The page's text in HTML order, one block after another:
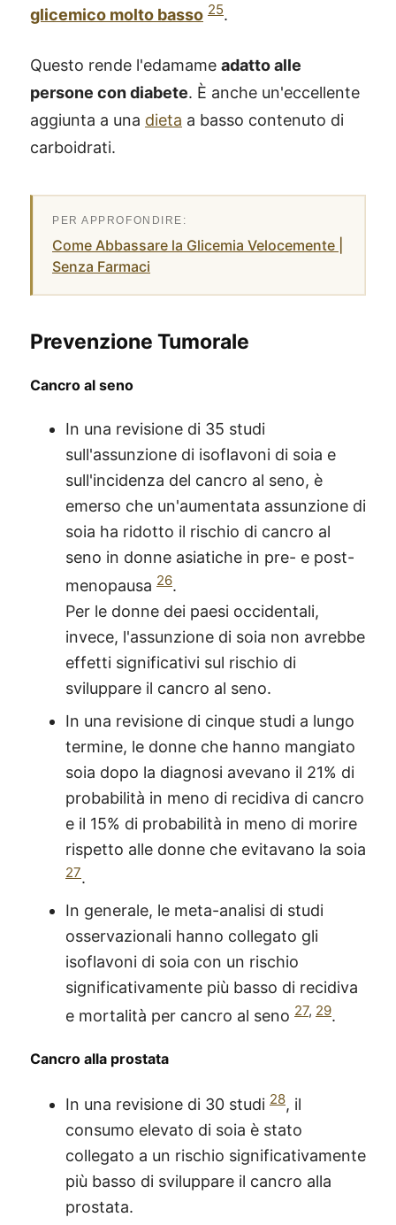
glicemico molto basso 25.
Questo rende l'edamame adatto alle
persone con diabete. È anche un'eccellente
aggiunta a una dieta a basso contenuto di
carboidrati.
Come Abbassare la Glicemia Velocemente |
Senza Farmaci
Prevenzione Tumorale
Cancro al seno
In una revisione di 35 studi
sull'assunzione di isoflavoni di soia e
sull'incidenza del cancro al seno, è
emerso che un'aumentata assunzione di
soia ha ridotto il rischio di cancro al
seno in donne asiatiche in pre- e post-
menopausa 26.
Per le donne dei paesi occidentali,
invece, l'assunzione di soia non avrebbe
effetti significativi sul rischio di
sviluppare il cancro al seno.
In una revisione di cinque studi a lungo
termine, le donne che hanno mangiato
soia dopo la diagnosi avevano il 21% di
probabilità in meno di recidiva di cancro
e il 15% di probabilità in meno di morire
rispetto alle donne che evitavano la soia
27.
In generale, le meta-analisi di studi
osservazionali hanno collegato gli
isoflavoni di soia con un rischio
significativamente più basso di recidiva
e mortalità per cancro al seno 27, 29.
Cancro alla prostata
In una revisione di 30 studi 28, il
consumo elevato di soia è stato
collegato a un rischio significativamente
più basso di sviluppare il cancro alla
prostata.